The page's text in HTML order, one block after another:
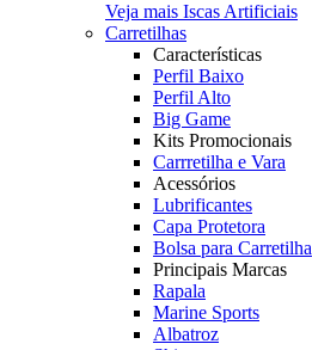
Veja mais Iscas Artificiais
Carretilhas
Características
Perfil Baixo
Perfil Alto
Big Game
Kits Promocionais
Carrretilha e Vara
Acessórios
Lubrificantes
Capa Protetora
Bolsa para Carretilha
Principais Marcas
Rapala
Marine Sports
Albatroz